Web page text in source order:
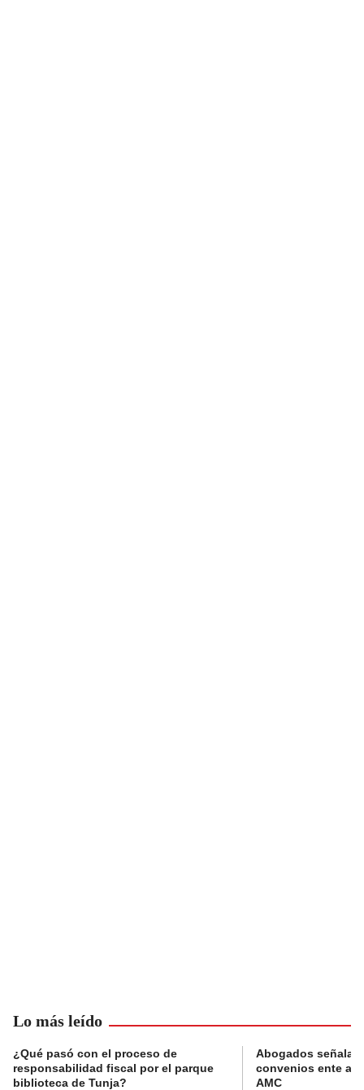
Lo más leído
¿Qué pasó con el proceso de
responsabilidad fiscal por el parque
biblioteca de Tunja?
Abogados
convenios ente
AMC